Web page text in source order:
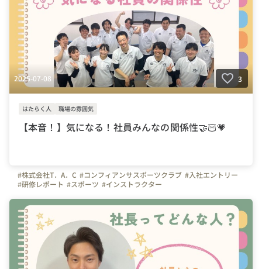
2025-07-08 3
はたらく人 職場の雰囲気
【本音！】気になる！社員みんなの関係性🤝🏻💗
#株式会社T．A．C #コンフィアンサスポーツクラブ #入社エントリー
#研修レポート #スポーツ #インストラクター
#川口市
#東京都 #神奈川県
#千葉県
#写真で伝える会社の雰囲気 #上司や先輩のキャラクター #社員紹介